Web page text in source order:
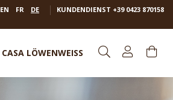
EN FR DE KUNDENDIENST +39 0423 870158
CASA LÖWENWEISS